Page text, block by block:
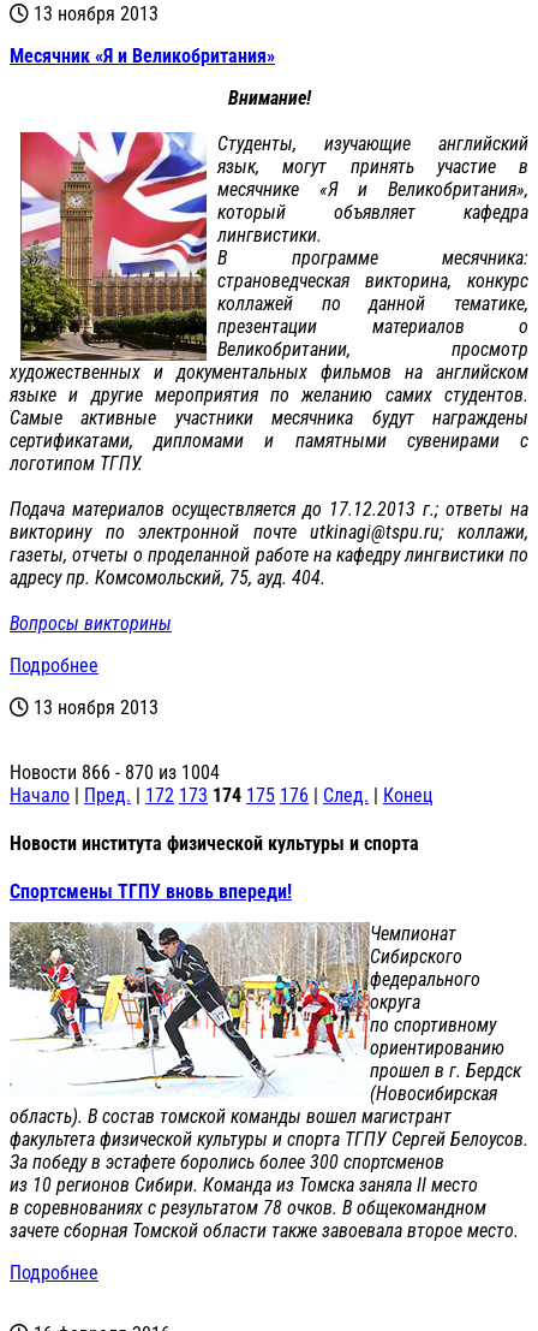
13 ноября 2013
Месячник «Я и Великобритания»
Внимание!
Студенты, изучающие английский
язык, могут принять участие в
месячнике «Я и Великобритания»,
который объявляет кафедра
лингвистики.
В программе месячника:
страноведческая викторина, конкурс
коллажей по данной тематике,
презентации материалов о
Великобритании, просмотр
художественных и документальных фильмов на английском
языке и другие мероприятия по желанию самих студентов.
Самые активные участники месячника будут награждены
сертификатами, дипломами и памятными сувенирами с
логотипом ТГПУ.
Подача материалов осуществляется до 17.12.2013 г.; ответы на
викторину по электронной почте utkinagi@tspu.ru; коллажи,
газеты, отчеты о проделанной работе на кафедру лингвистики по
адресу пр. Комсомольский, 75, ауд. 404.
Вопросы викторины
Подробнее
13 ноября 2013
Новости 866 - 870 из 1004
Начало | Пред. | 172 173 174 175 176 | След. | Конец
Новости института физической культуры и спорта
Спортсмены ТГПУ вновь впереди!
Чемпионат
Сибирского
федерального
округа
по спортивному
ориентированию
прошел в г. Бердск
(Новосибирская
область). В состав томской команды вошел магистрант
факультета физической культуры и спорта ТГПУ Сергей Белоусов.
За победу в эстафете боролись более 300 спортсменов
из 10 регионов Сибири. Команда из Томска заняла II место
в соревнованиях с результатом 78 очков. В общекомандном
зачете сборная Томской области также завоевала второе место.
Подробнее